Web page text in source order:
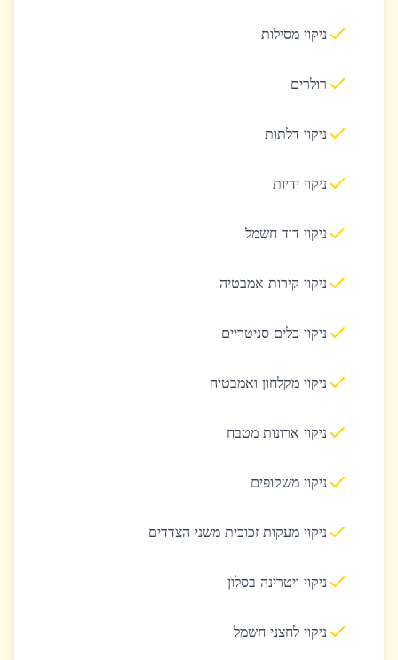
ניקוי מסילות
רולרים
ניקוי דלתות
ניקוי ידיות
ניקוי דוד חשמל
ניקוי קירות אמבטיה
ניקוי כלים סניטריים
ניקוי מקלחון ואמבטיה
ניקוי ארונות מטבח
ניקוי משקופים
ניקוי מעקות זכוכית משני הצדדים
ניקוי ויטרינה בסלון
ניקוי לחצני חשמל